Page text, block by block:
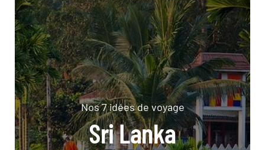
Nos 7 idées de voyage
Sri Lanka